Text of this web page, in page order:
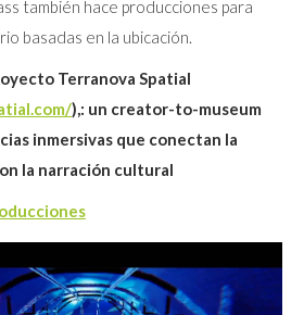
también hace producciones para
basadas en la ubicación.
Terranova Spatial
),: un creator-to-museum
inmersivas que conectan la
la narración cultural